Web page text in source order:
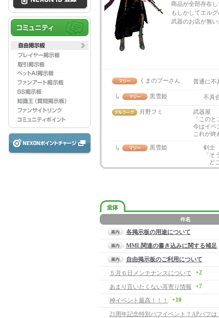
商品が全部存在
もしかしてエル
武器のお店が無
くまのプーさん 普通に不
黒雪姫 不具
月野フミ
武器屋
「この
今はイベ
これが
黒雪姫
剣士
「
ど
各掲示板の用途について
MML関連の書き込みに関する補足
自由掲示板のご利用について
５月６日メンテナンスについて
+2
あまり言いたくない耳寄り情報 +7
神イベント最高！！！ +10
21周年記念特別バフイベント？APバフは